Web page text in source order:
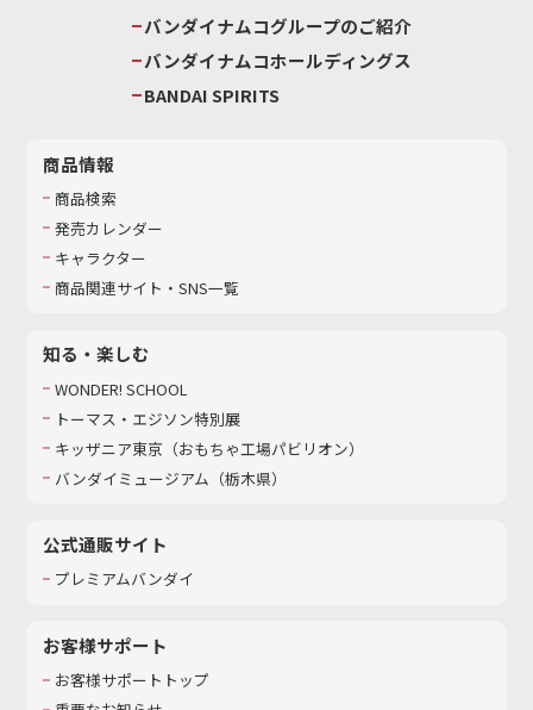
バンダイナムコグループのご紹介
バンダイナムコホールディングス
BANDAI SPIRITS
商品情報
商品検索
発売カレンダー
キャラクター
商品関連サイト・SNS一覧
知る・楽しむ
WONDER! SCHOOL
トーマス・エジソン特別展
キッザニア東京（おもちゃ工場パビリオン）​
バンダイミュージアム（栃木県）
公式通販サイト
プレミアムバンダイ
お客様サポート
お客様サポートトップ